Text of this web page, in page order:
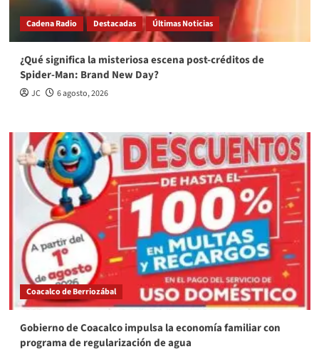
Cadena Radio Destacadas Últimas Noticias
¿Qué significa la misteriosa escena post-créditos de
Spider-Man: Brand New Day?
JC 6 agosto, 2026
Coacalco de Berriozábal
Gobierno de Coacalco impulsa la economía familiar con
programa de regularización de agua